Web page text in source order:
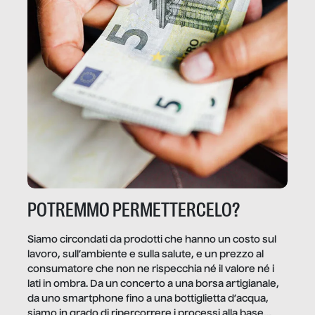
POTREMMO PERMETTERCELO?
Siamo circondati da prodotti che hanno un costo sul
lavoro, sull’ambiente e sulla salute, e un prezzo al
consumatore che non ne rispecchia né il valore né i
lati in ombra. Da un concerto a una borsa artigianale,
da uno smartphone fino a una bottiglietta d’acqua,